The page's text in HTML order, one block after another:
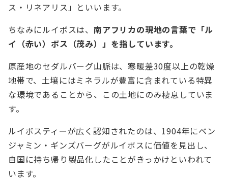
ス・リネアリス」といいます。
ちなみにルイボスは、 南アフリカの現地の言葉で「ル
イ（赤い）ボス（茂み）」を指しています。
原産地のセダルバーグ山脈は、寒暖差30度以上の乾燥
地帯で、土壌にはミネラルが豊富に含まれている特異
な環境であることから、この土地にのみ棲息していま
す。
ルイボスティーが広く認知されたのは、1904年にベン
ジャミン・ギンズバーグがルイボスに価値を見出し、
自国に持ち帰り製品化したことがきっかけといわれて
います。